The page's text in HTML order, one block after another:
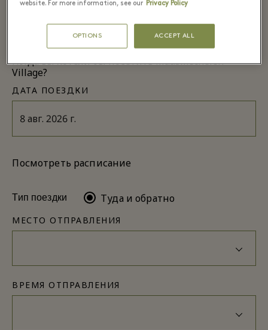
Когда вы хотели бы посетить Maasmechelen
Village?
ДАТА ПОЕЗДКИ
Посмотреть расписание
Тип поездки Туда и обратно
МЕСТО ОТПРАВЛЕНИЯ
ВРЕМЯ ОТПРАВЛЕНИЯ
website. For more information, see our Privacy Policy
OPTIONS ACCEPT ALL